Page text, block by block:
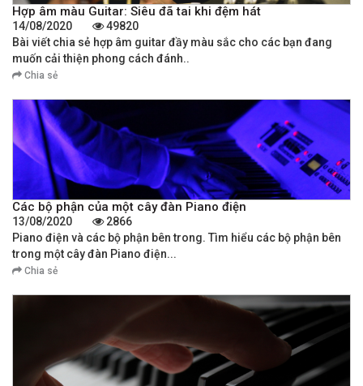
Hợp âm màu Guitar: Siêu đã tai khi đệm hát
14/08/2020
49820
Bài viết chia sẻ hợp âm guitar đầy màu sắc cho các bạn đang
muốn cải thiện phong cách đánh..
Chia sẻ
Các bộ phận của một cây đàn Piano điện
13/08/2020
2866
Piano điện và các bộ phận bên trong. Tìm hiểu các bộ phận bên
trong một cây đàn Piano điện...
Chia sẻ